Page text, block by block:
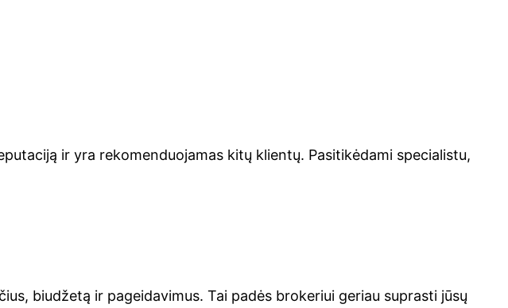
ir yra rekomenduojamas kitų klientų. Pasitikėdami specialistu,
biudžetą ir pageidavimus. Tai padės brokeriui geriau suprasti jūsų